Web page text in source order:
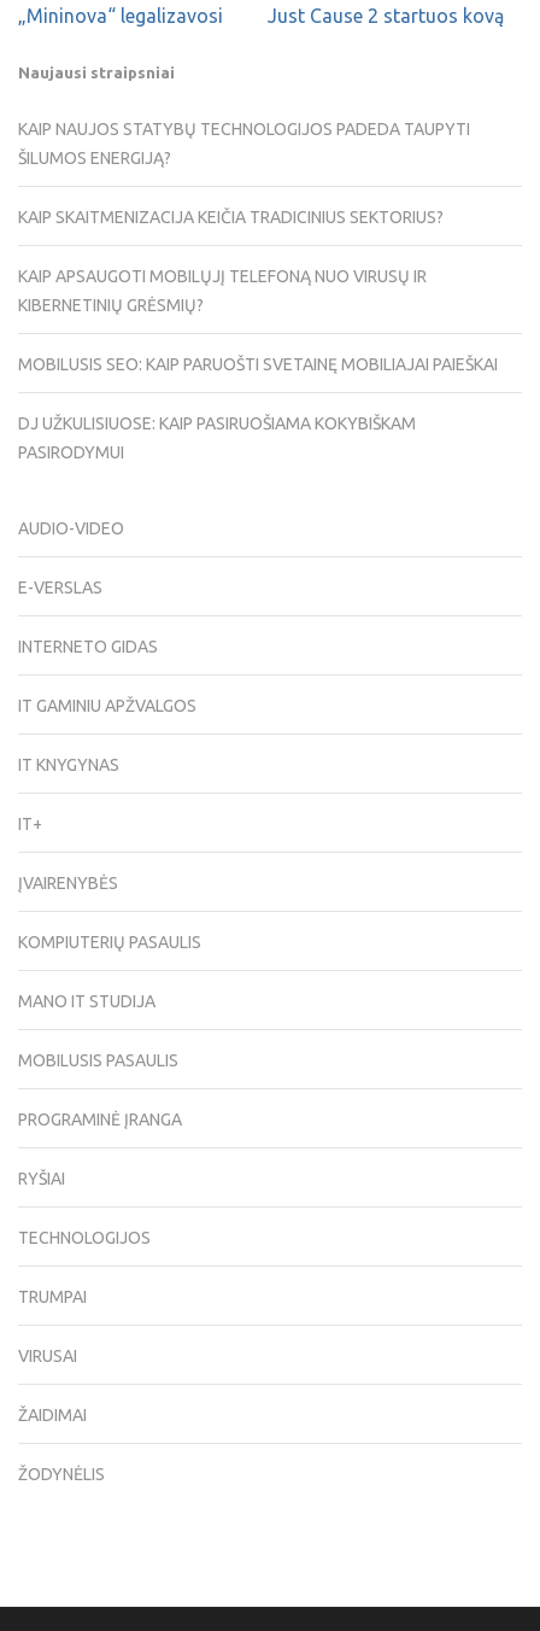
„Mininova“ legalizavosi Just Cause 2 startuos kovą
Naujausi straipsniai
KAIP NAUJOS STATYBŲ TECHNOLOGIJOS PADEDA TAUPYTI
ŠILUMOS ENERGIJĄ?
KAIP SKAITMENIZACIJA KEIČIA TRADICINIUS SEKTORIUS?
KAIP APSAUGOTI MOBILŲJĮ TELEFONĄ NUO VIRUSŲ IR
KIBERNETINIŲ GRĖSMIŲ?
MOBILUSIS SEO: KAIP PARUOŠTI SVETAINĘ MOBILIAJAI PAIEŠKAI
DJ UŽKULISIUOSE: KAIP PASIRUOŠIAMA KOKYBIŠKAM
PASIRODYMUI
AUDIO-VIDEO
E-VERSLAS
INTERNETO GIDAS
IT GAMINIU APŽVALGOS
IT KNYGYNAS
IT+
ĮVAIRENYBĖS
KOMPIUTERIŲ PASAULIS
MANO IT STUDIJA
MOBILUSIS PASAULIS
PROGRAMINĖ ĮRANGA
RYŠIAI
TECHNOLOGIJOS
TRUMPAI
VIRUSAI
ŽAIDIMAI
ŽODYNĖLIS